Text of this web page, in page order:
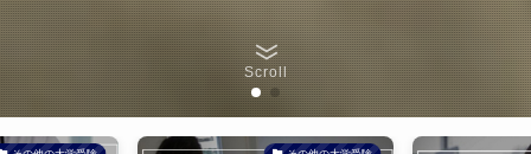
Scroll